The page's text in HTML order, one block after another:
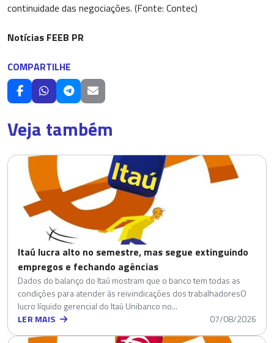
continuidade das negociações. (Fonte: Contec)
Notícias FEEB PR
COMPARTILHE
Veja também
Itaú lucra alto no semestre, mas segue extinguindo
empregos e fechando agências
Dados do balanço do Itaú mostram que o banco tem todas as
condições para atender às reivindicações dos trabalhadoresO
lucro líquido gerencial do Itaú Unibanco no...
LER MAIS
07/08/2026